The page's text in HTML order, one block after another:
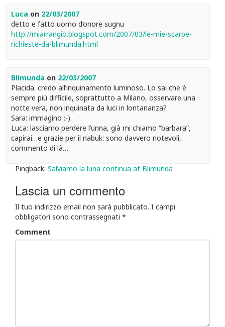
Luca on 22/03/2007
detto e fatto uomo d’onore sugnu
http://miarrangio.blogspot.com/2007/03/le-mie-scarpe-
richieste-da-blimunda.html
Blimunda on 22/03/2007
Placida: credo all’inquinamento luminoso. Lo sai che è
sempre più difficile, soprattutto a Milano, osservare una
notte vera, non inquinata da luci in lontananza?
Sara: immagino :-)
Luca: lasciamo perdere l’unna, già mi chiamo “barbara”,
capirai…e grazie per il nabuk: sono davvero notevoli,
commento di là…
Pingback: Salviamo la luna continua at Blimunda
Lascia un commento
Il tuo indirizzo email non sarà pubblicato. I campi
obbligatori sono contrassegnati *
Comment